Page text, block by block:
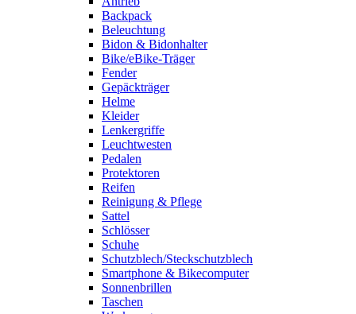
Backpack
Beleuchtung
Bidon & Bidonhalter
Bike/eBike-Träger
Fender
Gepäckträger
Helme
Kleider
Lenkergriffe
Leuchtwesten
Pedalen
Protektoren
Reifen
Reinigung & Pflege
Sattel
Schlösser
Schuhe
Schutzblech/Steckschutzblech
Smartphone & Bikecomputer
Sonnenbrillen
Taschen